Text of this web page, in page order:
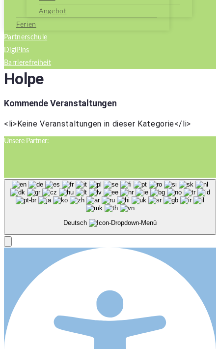
Angebot
Ferien
Partnerschule
DigiPins
Barrierefreiheit
Holpe
Kommende Veranstaltungen
<li>Keine Veranstaltungen in dieser Kategorie</li>
Unsere Partner:
Deutsch